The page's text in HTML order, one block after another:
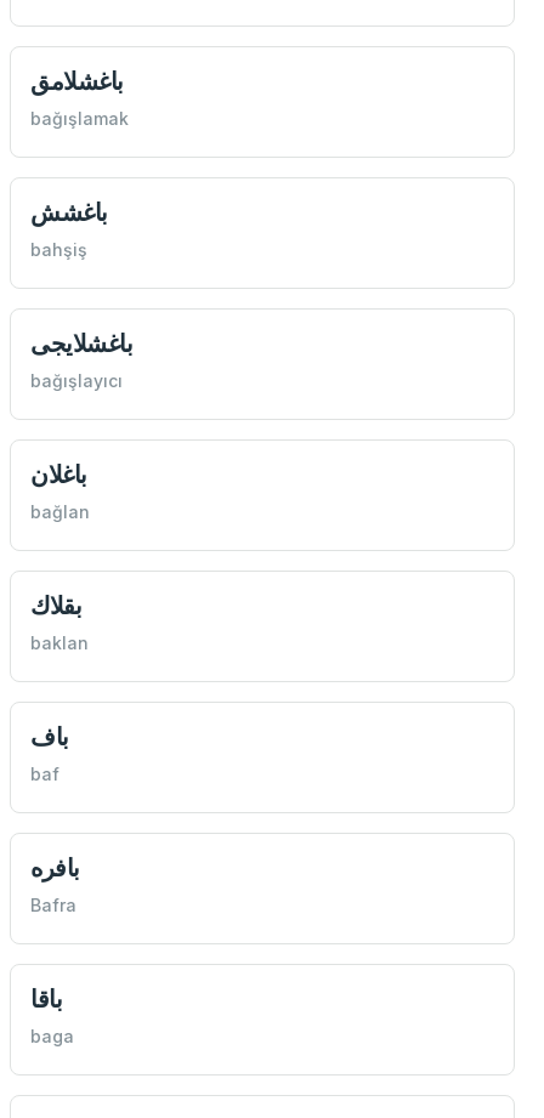
باغشلامق
bağışlamak
باغشش
bahşiş
باغشلايجی
bağışlayıcı
باغلان
bağlan
بقلاك
baklan
باف
baf
بافره
Bafra
باقا
baga